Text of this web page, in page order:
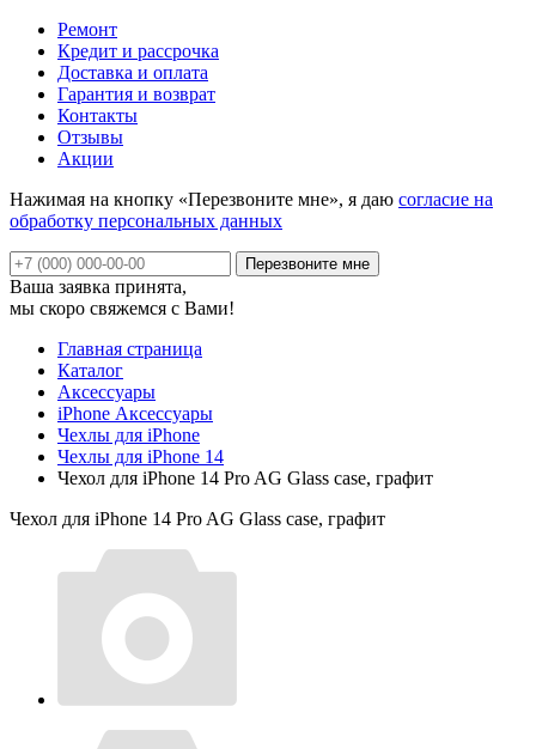
Ремонт
Кредит и рассрочка
Доставка и оплата
Гарантия и возврат
Контакты
Отзывы
Акции
Нажимая на кнопку «Перезвоните мне», я даю согласие на
обработку персональных данных
Ваша заявка принята,
мы скоро свяжемся с Вами!
Главная страница
Каталог
Аксессуары
iPhone Аксессуары
Чехлы для iPhone
Чехлы для iPhone 14
Чехол для iPhone 14 Pro AG Glass case, графит
Чехол для iPhone 14 Pro AG Glass case, графит